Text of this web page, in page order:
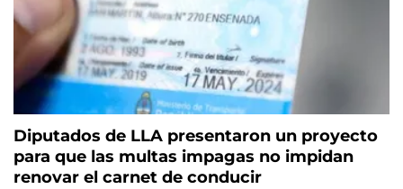
Diputados de LLA presentaron un proyecto
para que las multas impagas no impidan
renovar el carnet de conducir